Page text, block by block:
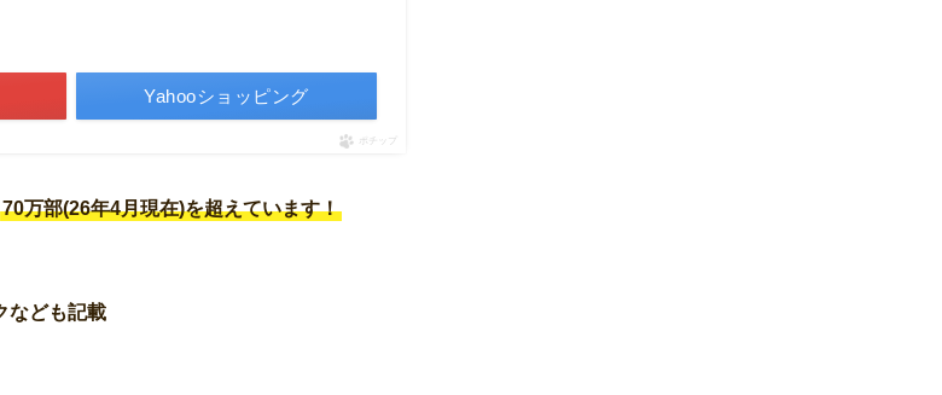
Yahooショッピング
ポチップ
70万部(26年4月現在)を超えています！
なども記載